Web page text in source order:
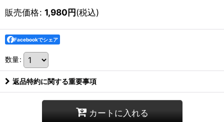
販売価格: 1,980円(税込)
Facebookでシェア
数量:
返品特約に関する重要事項
カートに入れる